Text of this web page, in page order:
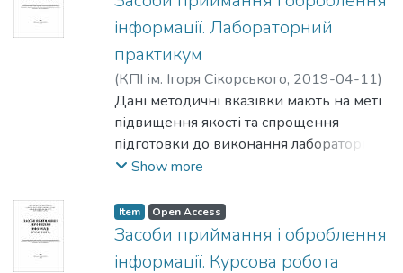
інформації. Лабораторний
практикум
(КПІ ім. Ігоря Сікорського, 2019-04-11)
Смирнов, Володимир Павлович
Дані методичні вказівки мають на меті
підвищення якості та спрощення
підготовки до виконання лабораторних
робіт з дисципліни «Засоби приймання і
подано короткі відомості про структуру,
властивості лабораторних стендів і
наведено методику визначення
Show more
Item Open Access
Засоби приймання і оброблення
інформації. Курсова робота